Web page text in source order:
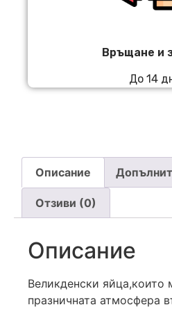
Връщане и
До 14
Описание
Отзиви (0)
Описание
Великденски яйца,които
празничната атмосфера